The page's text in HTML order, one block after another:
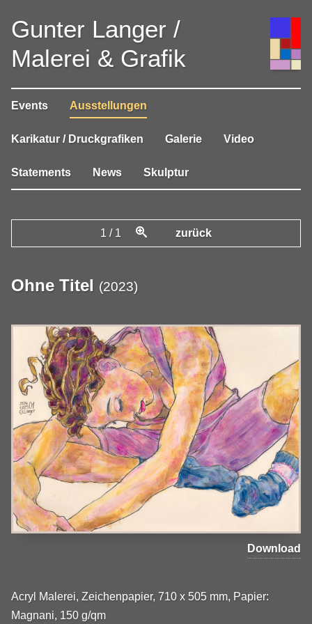
Gunter Langer /
Malerei & Grafik
Events Ausstellungen
Karikatur / Druckgrafiken Galerie Video
Statements News Skulptur
1 / 1 zurück
Ohne Titel (2023)
Download
Acryl Malerei, Zeichenpapier, 710 x 505 mm, Papier:
Magnani, 150 g/qm